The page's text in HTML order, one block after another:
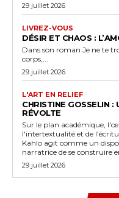
29 juillet 2026
LIVREZ-VOUS
DÉSIR ET CHAOS :
Dans son roman Je ne te
corps,...
29 juillet 2026
L'ART EN RELIEF
CHRISTINE GOSSELIN :
RÉVOLTE
Sur le plan académique,
l'intertextualité et de
Kahlo agit comme un
narratrice de se construire
29 juillet 2026